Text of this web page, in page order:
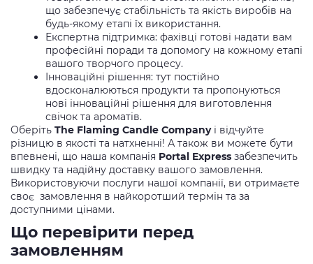
що забезпечує стабільність та якість виробів на
будь-якому етапі їх використання.
Експертна підтримка: фахівці готові надати вам
професійні поради та допомогу на кожному етапі
вашого творчого процесу.
Інноваційні рішення: тут постійно
вдосконалюються продукти та пропонуються
нові інноваційні рішення для виготовлення
свічок та ароматів.
Оберіть The Flaming Candle Company і відчуйте
різницю в якості та натхненні! А також ви можете бути
впевнені, що наша компанія Portal Express забезпечить
швидку та надійну доставку вашого замовлення.
Використовуючи послуги нашої компанії, ви отримаєте
своє замовлення в найкоротший термін та за
доступними цінами.
Що перевірити перед
замовленням